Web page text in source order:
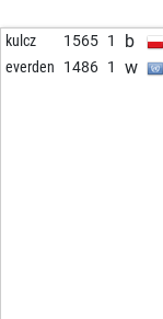
kulcz 1565 1 b
everden 1486 1 w